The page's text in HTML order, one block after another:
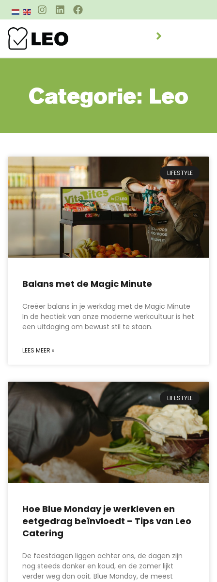
Categorie: Leo
LIFESTYLE
Balans met de Magic Minute
Creëer balans in je werkdag met de Magic Minute
In de hectiek van onze moderne werkcultuur is het
een uitdaging om bewust stil te staan.
LEES MEER »
LIFESTYLE
Hoe Blue Monday je werkleven en
eetgedrag beïnvloedt – Tips van Leo
Catering
De feestdagen liggen achter ons, de dagen zijn
nog steeds donker en koud, en de zomer lijkt
verder weg dan ooit. Blue Monday, de meest